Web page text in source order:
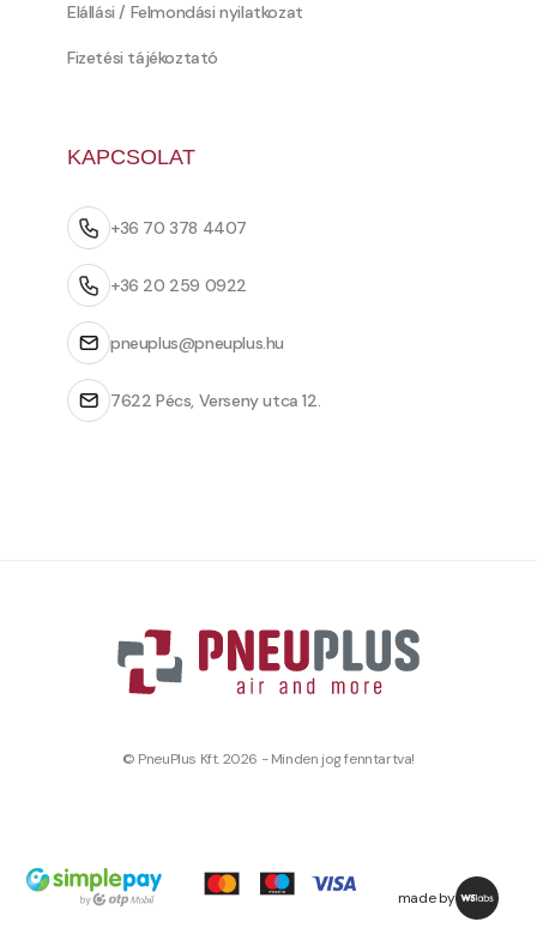
Elállási / Felmondási nyilatkozat
Fizetési tájékoztató
KAPCSOLAT
+36 70 378 4407
+36 20 259 0922
pneuplus@pneuplus.hu
7622 Pécs, Verseny utca 12.
© PneuPlus Kft. 2026 - Minden jog fenntartva!
made by